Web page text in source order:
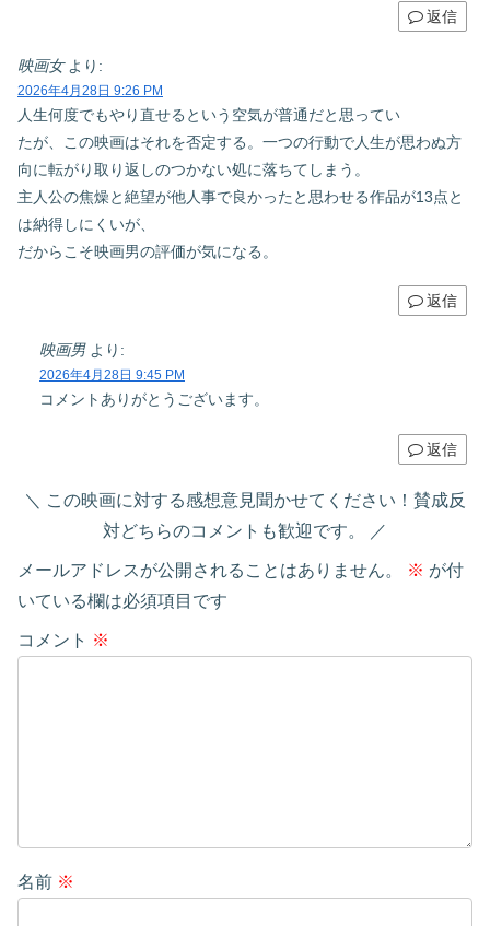
返信
映画女 より:
2026年4月28日 9:26 PM
人生何度でもやり直せるという空気が普通だと思ってい
たが、この映画はそれを否定する。一つの行動で人生が思わぬ方
向に転がり取り返しのつかない処に落ちてしまう。
主人公の焦燥と絶望が他人事で良かったと思わせる作品が13点と
は納得しにくいが、
だからこそ映画男の評価が気になる。
返信
映画男 より:
2026年4月28日 9:45 PM
コメントありがとうございます。
返信
この映画に対する感想意見聞かせてください！賛成反
対どちらのコメントも歓迎です。
メールアドレスが公開されることはありません。 ※ が付
いている欄は必須項目です
コメント ※
名前 ※